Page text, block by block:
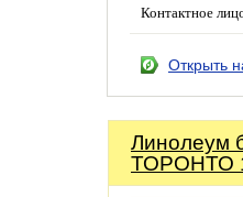
Контактное
Открыть
Линолеум
ТОРОНТО